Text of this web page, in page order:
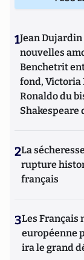
1Jean
nouvelles
Benchetrit
fond, Victoria
Ronaldo du
Shakespeare
2La
rupture
français
3Les Français
européenne
ira le grand